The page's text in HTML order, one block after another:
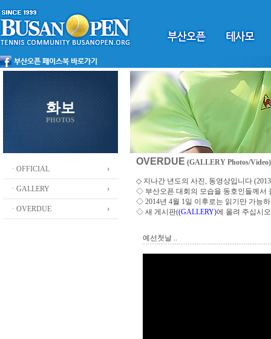
화보
PHOTOS
ㆍOFFICIAL
ㆍGALLERY
ㆍOVERDUE
OVERDUE (GALLERY Photos/Video)
◇ 지나간 년도의 사진, 동영상입니다
◇ 부산오픈 대회의 모습을 동호인들께서
◇ 2014년 4월 1일 이후로는 읽기만 가능
◇ 새 게시판((GALLERY)에 올려 주십시오
예선첫날 ..